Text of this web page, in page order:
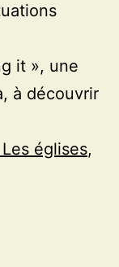
it », une
à découvrir
églises,